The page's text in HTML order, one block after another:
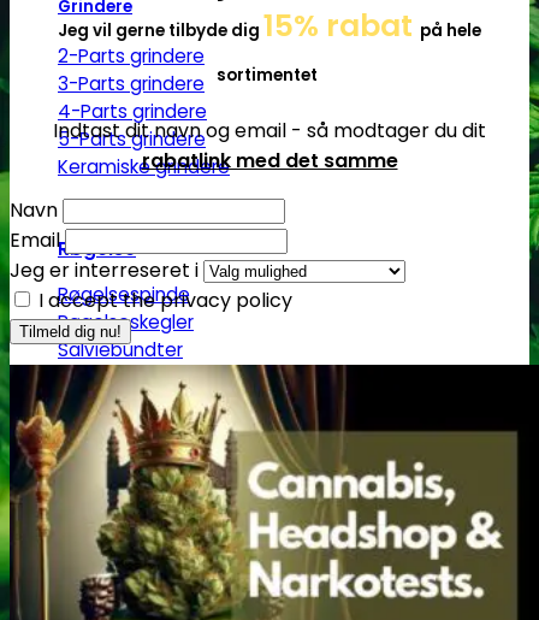
Grindere
2-Parts grindere
3-Parts grindere
4-Parts grindere
5-Parts grindere
Keramiske grindere
Røgelse
Røgelsespinde
Røgelseskegler
Salviebundter
Røgelsesholdere
Rengøring
Lugt- og duftfjernere
Glasrens
Børster
Tilbehør
Jeg vil gerne tilbyde dig 15% rabat på hele
sortimentet
Indtast dit navn og email - så modtager du dit
rabatlink med det samme
Navn
Email
Jeg er interreseret i
I accept the privacy policy